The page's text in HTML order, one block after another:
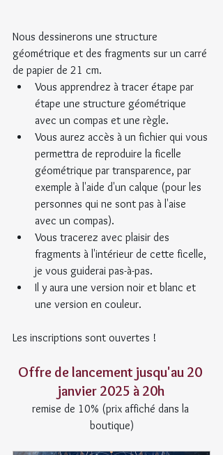
Nous dessinerons une structure
géométrique et des fragments sur un carré
de papier de 21 cm.
Vous apprendrez à tracer étape par
étape une structure géométrique
avec un compas et une règle.
Vous aurez accès à un fichier qui vous
permettra de reproduire la ficelle
géométrique par transparence, par
exemple à l'aide d'un calque (pour les
personnes qui ne sont pas à l'aise
avec un compas).
Vous tracerez avec plaisir des
fragments à l'intérieur de cette ficelle,
je vous guiderai pas-à-pas.
Il y aura une version noir et blanc et
une version en couleur.
Les inscriptions sont ouvertes !
Offre de lancement jusqu'au 20
janvier 2025 à 20h
remise de 10% (prix affiché dans la
boutique)